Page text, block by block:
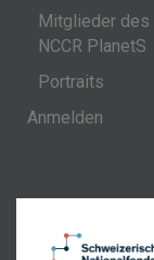
Mitglieder des
NCCR PlanetS
Portraits
Anmelden